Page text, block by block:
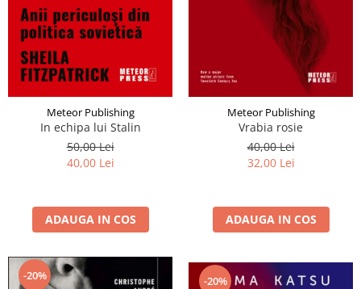
Meteor Publishing
In echipa lui Stalin
50,00 Lei
40,00 Lei
ADAUGA IN COS
Meteor Publishing
Vrabia rosie
40,00 Lei
32,00 Lei
ADAUGA IN COS
-20% -20%